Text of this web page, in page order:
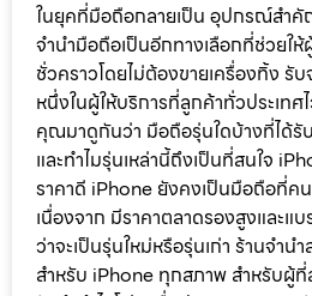
ในยุคที่มือถือกลายเป็น อุปกรณ์สำคั
จำนำมือถือเป็นอีกทางเลือกที่ช่วยใ
ชั่วคราวโดยไม่ต้องขายเครื่องทิ้ง รั
หนึ่งในผู้ให้บริการที่ลูกค้าทั่วประเทศ
คุณมาดูกันว่า มือถือรุ่นใดบ้างที่ได้รั
และทำไมรุ่นเหล่านี้ถึงเป็นที่สนใจ
ราคาดี iPhone ยังคงเป็นมือถือที่ค
เนื่องจาก มีราคาตลาดรองสูงและแ
ว่าจะเป็นรุ่นใหม่หรือรุ่นเก่า ร้านจำ
สำหรับ iPhone ทุกสภาพ สำหรับผู้ที่